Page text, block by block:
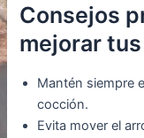
Consejos
mejorar
Mantén siempre
cocción.
Evita mover el